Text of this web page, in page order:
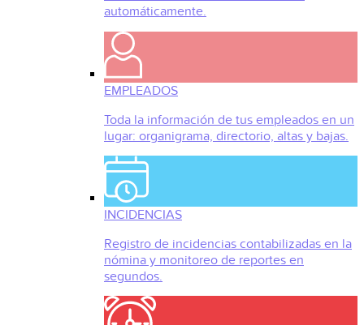
automáticamente.
EMPLEADOS
Toda la información de tus empleados en un
lugar: organigrama, directorio, altas y bajas.
INCIDENCIAS
Registro de incidencias contabilizadas en la
nómina y monitoreo de reportes en
segundos.